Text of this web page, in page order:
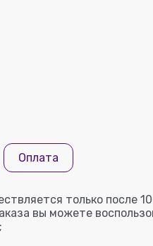
Оплата
только после
вы можете